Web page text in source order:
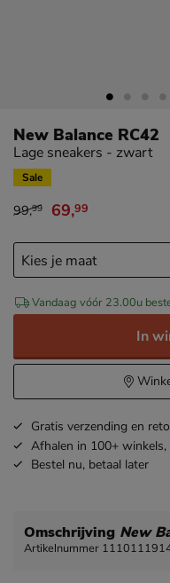
New Balance RC42
Lage sneakers - zwart
Sale
van € 99,99 voor €
99,99 69,99
Vandaag vóór 23.00u
In
Gratis verzending en
Afhalen in 100+ winkels,
Bestel nu, betaal later
Omschrijving New
Artikelnummer